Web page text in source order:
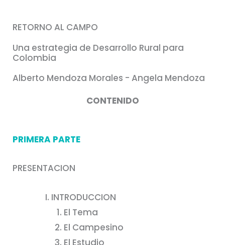
RETORNO AL CAMPO
Una estrategia de Desarrollo Rural para
Colombia
Alberto Mendoza Morales - Angela Mendoza
CONTENIDO
PRIMERA PARTE
PRESENTACION
INTRODUCCION
El Tema
El Campesino
El Estudio